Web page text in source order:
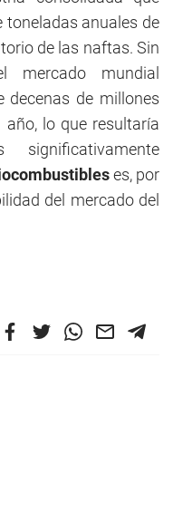
anuales de
de las naftas. Sin
mercado mundial
decenas de millones
lo que resultaría
significativamente
es, por
del mercado del